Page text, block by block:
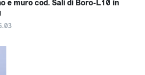
e muro cod. Sali di Boro-L10 in